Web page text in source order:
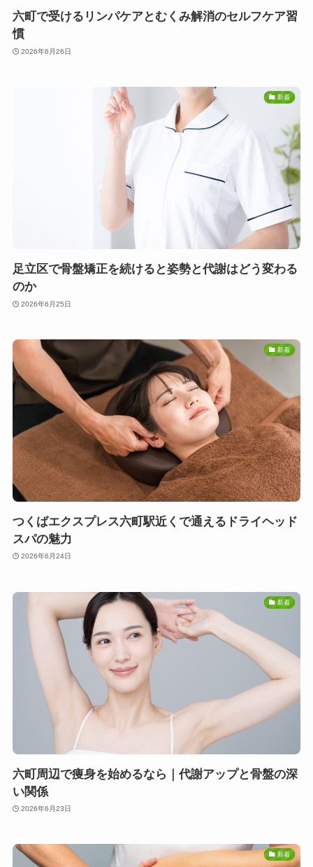
六町で受けるリンパケアとむくみ解消のセルフケア習
慣
2026年6月26日
新着
足立区で骨盤矯正を続けると姿勢と代謝はどう変わる
のか
2026年6月25日
新着
つくばエクスプレス六町駅近くで通えるドライヘッド
スパの魅力
2026年6月24日
新着
六町周辺で痩身を始めるなら｜代謝アップと骨盤の深
い関係
2026年6月23日
新着